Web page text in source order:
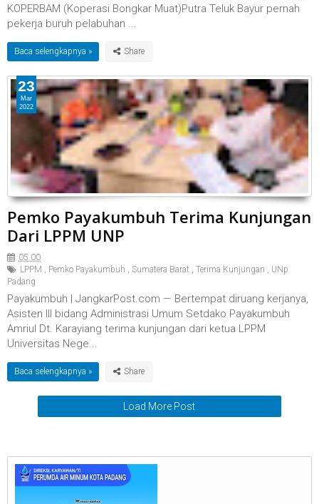
KOPERBAM (Koperasi Bongkar Muat)Putra Teluk Bayur pernah
pekerja buruh pelabuhan ...
Baca selengkapnya »
Pemko Payakumbuh Terima Kunjungan
Dari LPPM UNP
05.00
LPPM , Pemko Payakumbuh , Sumatera Barat , Terima Kunjungan , UNp
Padang
Payakumbuh | JangkarPost.com — Bertempat diruang kerjanya,
Asisten III bidang Administrasi Umum Setdako Payakumbuh
Amriul Dt. Karayiang terima kunjungan dari ketua LPPM
Universitas Nege...
Baca selengkapnya »
23
Mar
2022
Load More Post